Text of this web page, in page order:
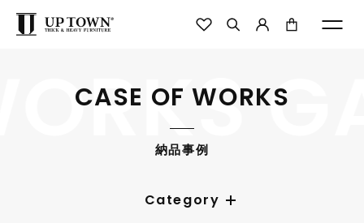
CASE OF WORKS
納品事例
Category